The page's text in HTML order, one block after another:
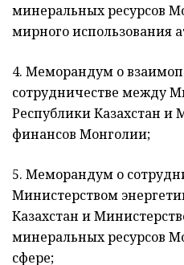
минеральных ресурсов
мирного использования
4. Меморандум о
сотрудничестве между
Республики Казахстан и
финансов Монголии;
5. Меморандум о
Министерством
Казахстан и
минеральных ресурсов
сфере;